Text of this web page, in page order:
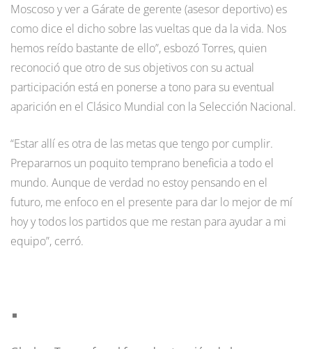
Moscoso y ver a Gárate de gerente (asesor deportivo) es
como dice el dicho sobre las vueltas que da la vida. Nos
hemos reído bastante de ello”, esbozó Torres, quien
reconoció que otro de sus objetivos con su actual
participación está en ponerse a tono para su eventual
aparición en el Clásico Mundial con la Selección Nacional.
“Estar allí es otra de las metas que tengo por cumplir.
Prepararnos un poquito temprano beneficia a todo el
mundo. Aunque de verdad no estoy pensando en el
futuro, me enfoco en el presente para dar lo mejor de mí
hoy y todos los partidos que me restan para ayudar a mi
equipo”, cerró.